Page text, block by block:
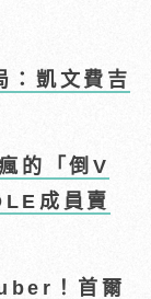
：凱文費吉
的「倒V
成員賣
！首爾